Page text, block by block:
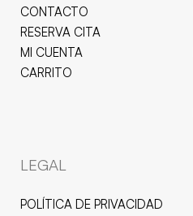
CONTACTO
RESERVA CITA
MI CUENTA
CARRITO
LEGAL
POLÍTICA DE PRIVACIDAD